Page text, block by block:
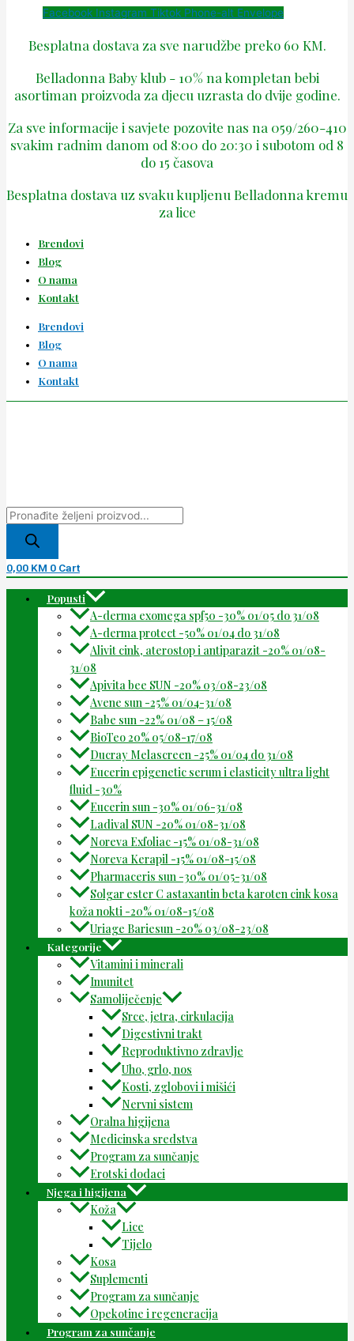
Facebook Instagram Tiktok Phone-alt Envelope
Besplatna dostava za sve narudžbe preko 60 KM.
Belladonna Baby klub - 10% na kompletan bebi
asortiman proizvoda za djecu uzrasta do dvije godine.
Za sve informacije i savjete pozovite nas na 059/260-410
svakim radnim danom od 8:00 do 20:30 i subotom od 8
do 15 časova
Besplatna dostava uz svaku kupljenu Belladonna kremu
za lice
Brendovi
Blog
O nama
Kontakt
Brendovi
Blog
O nama
Kontakt
0,00 KM 0 Cart
Popusti
A-derma exomega spf50 -30% 01/05 do 31/08
A-derma protect -50% 01/04 do 31/08
Alivit cink, aterostop i antiparazit -20% 01/08-
31/08
Apivita bee SUN -20% 03/08-23/08
Avene sun -25% 01/04-31/08
Babe sun -22% 01/08 – 15/08
BioTeo 20% 05/08-17/08
Ducray Melascreen -25% 01/04 do 31/08
Eucerin epigenetic serum i elasticity ultra light
fluid -30%
Eucerin sun -30% 01/06-31/08
Ladival SUN -20% 01/08-31/08
Noreva Exfoliac -15% 01/08-31/08
Noreva Kerapil -15% 01/08-15/08
Pharmaceris sun -30% 01/05-31/08
Solgar ester C astaxantin beta karoten cink kosa
koža nokti -20% 01/08-15/08
Uriage Bariesun -20% 03/08-23/08
Kategorije
Vitamini i minerali
Imunitet
Samoliječenje
Srce, jetra, cirkulacija
Digestivni trakt
Reproduktivno zdravlje
Uho, grlo, nos
Kosti, zglobovi i mišići
Nervni sistem
Oralna higijena
Medicinska sredstva
Program za sunčanje
Erotski dodaci
Njega i higijena
Koža
Lice
Tijelo
Kosa
Suplementi
Program za sunčanje
Opekotine i regeneracija
Program za sunčanje